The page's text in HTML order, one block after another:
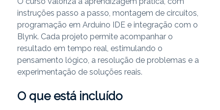
instruções passo a passo, montagem de circuitos,
programação em Arduino IDE e integração com o
Blynk. Cada projeto permite acompanhar o
resultado em tempo real, estimulando o
pensamento lógico, a resolução de problemas e a
experimentação de soluções reais.
O que está incluído